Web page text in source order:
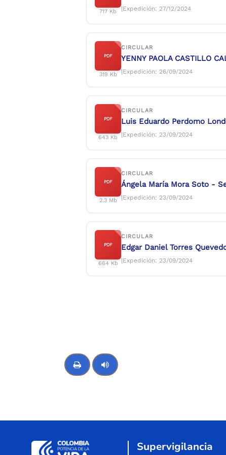
717 Kb |Expedición: 27/12/2024
PDF
319 Kb
CIRCULAR
YENNY PAOLA CASTILLO
|Expedición: 26/09/2024
PDF
643 Kb
CIRCULAR
Luis Eduardo Perdomo
|Expedición: 23/09/2024
PDF
2.3 Mb
CIRCULAR
Ángela María Mora Soto -
|Expedición: 23/09/2024
PDF
664 Kb
CIRCULAR
Edgar Daniel Torres
|Expedición: 23/09/2024
Supervigilancia